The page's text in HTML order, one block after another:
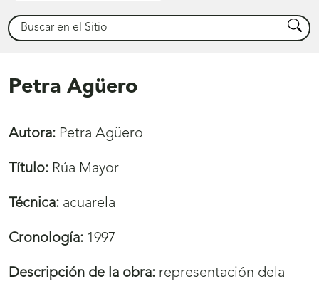
Buscar Buscar
Petra Agüero
Autora: Petra Agüero
Título: Rúa Mayor
Técnica: acuarela
Cronología: 1997
Descripción de la obra: representación dela